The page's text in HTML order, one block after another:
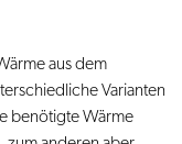
aus dem
Varianten
benötigte Wärme